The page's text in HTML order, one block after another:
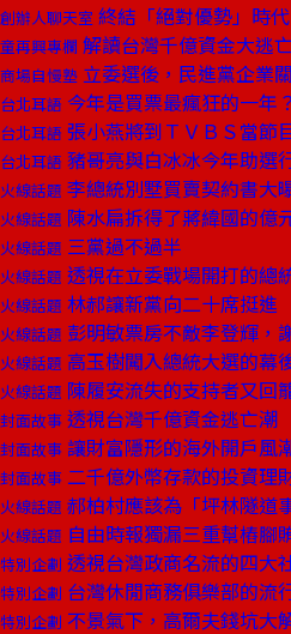
創辦人聊天室 終結「絕對優勢」時代
童再興專欄 解讀台灣千億資金大逃亡
商場自慢塾 立委選後，民進黨企業
台北耳語 今年是買票最瘋狂的一年？
台北耳語 張小燕將到ＴＶＢＳ當節
台北耳語 豬哥亮與白冰冰今年助選
火線話題 李總統別墅買賣契約書大
火線話題 陳水扁拆得了蔣緯國的億
火線話題 三黨過不過半
火線話題 透視在立委戰場開打的總
火線話題 林郝讓新黨向二十席挺進
火線話題 彭明敏票房不敵李登輝，
火線話題 高玉樹闖入總統大選的幕
火線話題 陳履安流失的支持者又回
封面故事 透視台灣千億資金逃亡潮
封面故事 讓財富隱形的海外開戶風
封面故事 二千億外幣存款的投資理
火線話題 郝柏村應該為「坪林隧道
火線話題 自由時報獨漏三重幫樁腳
特別企劃 透視台灣政商名流的四大
特別企劃 台灣休閒商務俱樂部的流
特別企劃 不景氣下，高爾夫錢坑大